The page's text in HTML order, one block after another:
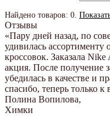
Найдено товаров: 0
Отзывы
«Пару дней назад, по
удивилась
кроссовок. Заказала
акция. После получение
убедилась в качестве и
спасибо, теперь только к
Полина Вопилова,
Химки